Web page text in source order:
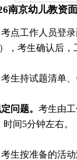
南京幼儿教资
考点工作人员登
，考生确认后，
考生持试题清单
问题。 考生由
间5分钟左右。
考生按准备的活